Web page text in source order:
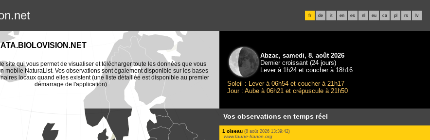
fr de it en es nl eu ca pl rs lv
site qui vous permet de visualiser et télécharger toute les données que vous
mobile NaturaList. Vos observations sont également disponible sur les bases
locaux quand elles existent (une liste détaillée est disponible au premier
démarrage de l'application).
Abzac, samedi, 8. août 2026
Dernier croissant (24 jours)
Lever à 1h24 et coucher à 18h16
Soleil : Lever à 06h54 et coucher à 21h17
Jour : Aube à 06h21 et crépuscule à 21h50
Vos observations en temps réel
1 oiseau (8 août 2026 13:39:45)
www.faune-france.org